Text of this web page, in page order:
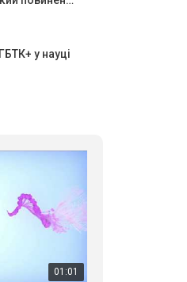
у науці
ми у різних
ми разом. Ми
рівності та
Регіональні
1 Комментариев